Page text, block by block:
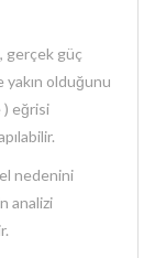
gerçek güç
yakın olduğunu
) eğrisi
nedenini
analizi